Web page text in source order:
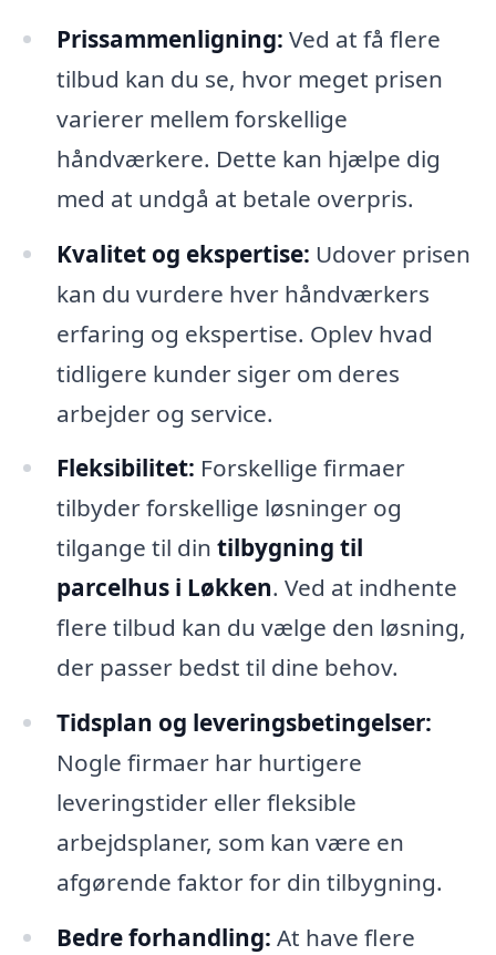
Prissammenligning: Ved at få flere
tilbud kan du se, hvor meget prisen
varierer mellem forskellige
håndværkere. Dette kan hjælpe dig
med at undgå at betale overpris.
Kvalitet og ekspertise: Udover prisen
kan du vurdere hver håndværkers
erfaring og ekspertise. Oplev hvad
tidligere kunder siger om deres
arbejder og service.
Fleksibilitet: Forskellige firmaer
tilbyder forskellige løsninger og
tilgange til din tilbygning til
parcelhus i Løkken. Ved at indhente
flere tilbud kan du vælge den løsning,
der passer bedst til dine behov.
Tidsplan og leveringsbetingelser:
Nogle firmaer har hurtigere
leveringstider eller fleksible
arbejdsplaner, som kan være en
afgørende faktor for din tilbygning.
Bedre forhandling: At have flere